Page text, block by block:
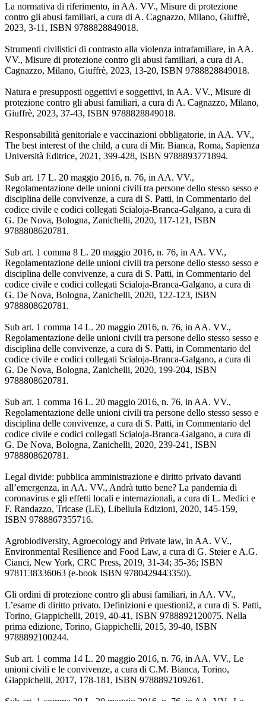
La normativa di riferimento, in AA. VV., Misure di protezione
contro gli abusi familiari, a cura di A. Cagnazzo, Milano, Giuffrè,
2023, 3-11, ISBN 9788828849018.
Strumenti civilistici di contrasto alla violenza intrafamiliare, in AA.
VV., Misure di protezione contro gli abusi familiari, a cura di A.
Cagnazzo, Milano, Giuffrè, 2023, 13-20, ISBN 9788828849018.
Natura e presupposti oggettivi e soggettivi, in AA. VV., Misure di
protezione contro gli abusi familiari, a cura di A. Cagnazzo, Milano,
Giuffrè, 2023, 37-43, ISBN 9788828849018.
Responsabilità genitoriale e vaccinazioni obbligatorie, in AA. VV.,
The best interest of the child, a cura di Mir. Bianca, Roma, Sapienza
Università Editrice, 2021, 399-428, ISBN 9788893771894.
Sub art. 17 L. 20 maggio 2016, n. 76, in AA. VV.,
Regolamentazione delle unioni civili tra persone dello stesso sesso e
disciplina delle convivenze, a cura di S. Patti, in Commentario del
codice civile e codici collegati Scialoja-Branca-Galgano, a cura di
G. De Nova, Bologna, Zanichelli, 2020, 117-121, ISBN
9788808620781.
Sub art. 1 comma 8 L. 20 maggio 2016, n. 76, in AA. VV.,
Regolamentazione delle unioni civili tra persone dello stesso sesso e
disciplina delle convivenze, a cura di S. Patti, in Commentario del
codice civile e codici collegati Scialoja-Branca-Galgano, a cura di
G. De Nova, Bologna, Zanichelli, 2020, 122-123, ISBN
9788808620781.
Sub art. 1 comma 14 L. 20 maggio 2016, n. 76, in AA. VV.,
Regolamentazione delle unioni civili tra persone dello stesso sesso e
disciplina delle convivenze, a cura di S. Patti, in Commentario del
codice civile e codici collegati Scialoja-Branca-Galgano, a cura di
G. De Nova, Bologna, Zanichelli, 2020, 199-204, ISBN
9788808620781.
Sub art. 1 comma 16 L. 20 maggio 2016, n. 76, in AA. VV.,
Regolamentazione delle unioni civili tra persone dello stesso sesso e
disciplina delle convivenze, a cura di S. Patti, in Commentario del
codice civile e codici collegati Scialoja-Branca-Galgano, a cura di
G. De Nova, Bologna, Zanichelli, 2020, 239-241, ISBN
9788808620781.
Legal divide: pubblica amministrazione e diritto privato davanti
all’emergenza, in AA. VV., Andrà tutto bene? La pandemia di
coronavirus e gli effetti locali e internazionali, a cura di L. Medici e
F. Randazzo, Tricase (LE), Libellula Edizioni, 2020, 145-159,
ISBN 9788867355716.
Agrobiodiversity, Agroecology and Private law, in AA. VV.,
Environmental Resilience and Food Law, a cura di G. Steier e A.G.
Cianci, New York, CRC Press, 2019, 31-34; 35-36; ISBN
9781138336063 (e-book ISBN 9780429443350).
Gli ordini di protezione contro gli abusi familiari, in AA. VV.,
L’esame di diritto privato. Definizioni e questioni2, a cura di S. Patti,
Torino, Giappichelli, 2019, 40-41, ISBN 9788892120075. Nella
prima edizione, Torino, Giappichelli, 2015, 39-40, ISBN
9788892100244.
Sub art. 1 comma 14 L. 20 maggio 2016, n. 76, in AA. VV., Le
unioni civili e le convivenze, a cura di C.M. Bianca, Torino,
Giappichelli, 2017, 178-181, ISBN 9788892109261.